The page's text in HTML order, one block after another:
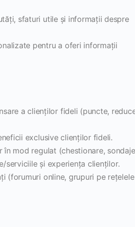
sfaturi utile și informații despre
pentru a oferi informații
a clienților fideli (puncte,
exclusive clienților fideli.
în mod regulat (chestionare,
serviciile și experiența clienților.
(forumuri online, grupuri pe rețelele